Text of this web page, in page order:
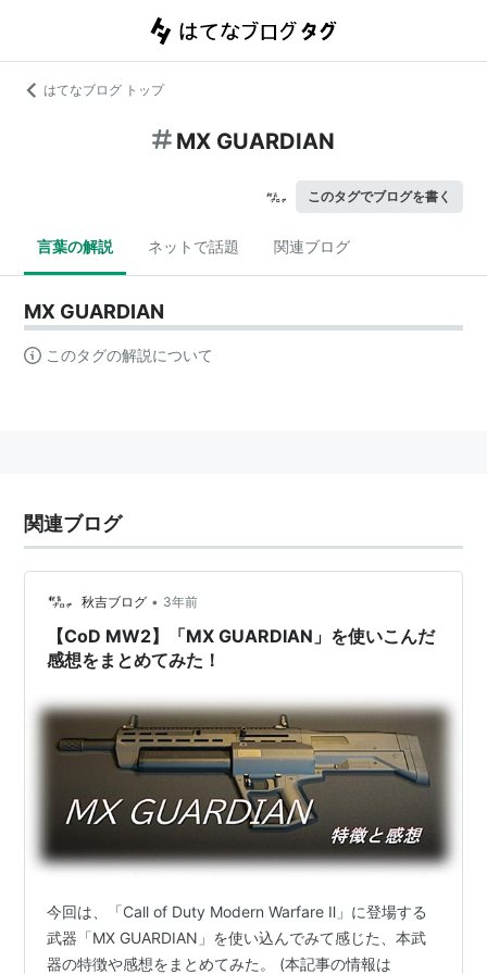
はてなブログ トップ
MX GUARDIAN
このタグでブログを書く
言葉の解説 ネットで話題 関連ブログ
MX GUARDIAN
このタグの解説について
関連ブログ
秋吉ブログ • 3年前
【CoD MW2】「MX GUARDIAN」を使いこんだ
感想をまとめてみた！
今回は、「Call of Duty Modern Warfare Ⅱ」に登場する
武器「MX GUARDIAN」を使い込んでみて感じた、本武
器の特徴や感想をまとめてみた。 (本記事の情報は